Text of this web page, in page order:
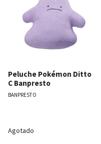
Peluche Pokémon Ditto
C Banpresto
BANPRESTO
Agotado